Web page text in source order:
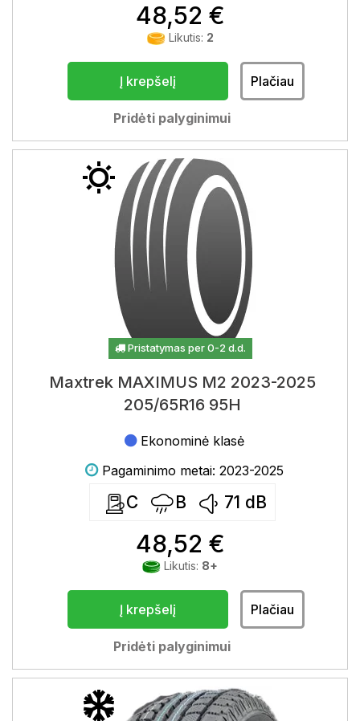
48,52 €
Likutis: 2
Į krepšelį Plačiau
Pridėti palyginimui
Pristatymas per 0-2 d.d.
Maxtrek MAXIMUS M2 2023-2025
205/65R16 95H
Ekonominė klasė
Pagaminimo metai: 2023-2025
C B 71 dB
48,52 €
Likutis: 8+
Į krepšelį Plačiau
Pridėti palyginimui